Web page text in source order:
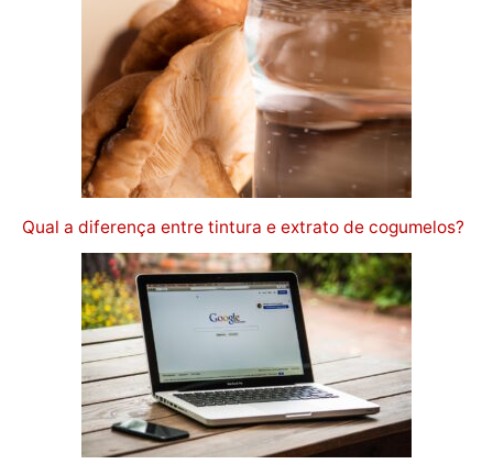
Qual a diferença entre tintura e extrato de cogumelos?